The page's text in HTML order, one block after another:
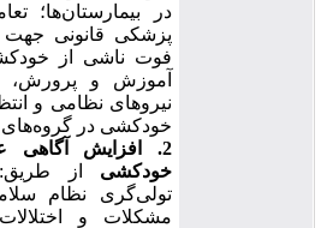
در بیمارستانها؛
پزشکی قانونی جهت
فوت ناشی از
آموزش و پرورش،
نیروهای نظامی و
خودکشی در
2. افزایش آگاهی
خودکشیاز طریق:
تولی‌گری نظام
مشکلات و